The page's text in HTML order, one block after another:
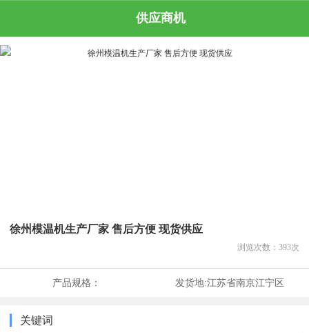
供应商机
徐州模温机生产厂家 售后方便 现货供应
浏览次数： 393次
产品规格： 发货地:江苏省南京江宁区
关键词